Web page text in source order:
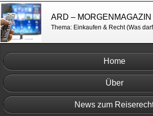
Home
Über
News zum